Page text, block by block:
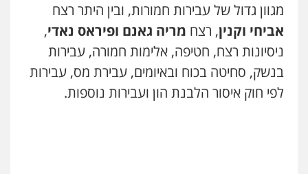
מגוון גדול של עבירות חמורות, ובין היתר רצח
אביחי וקנין, רצח מריה גאנם ופיראס נאדי,
ניסיונות רצח, חטיפה, אלימות חמורה, עבירות
בנשק, סחיטה בכוח ובאיומים, עבירת מס, עבירות
לפי חוק איסור הלבנת הון ועבירות נוספות.